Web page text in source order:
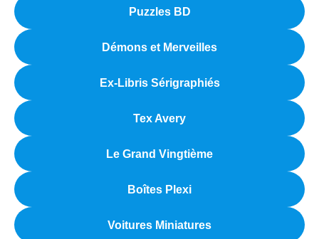
Puzzles BD
Démons et Merveilles
Ex-Libris Sérigraphiés
Tex Avery
Le Grand Vingtième
Boîtes Plexi
Voitures Miniatures